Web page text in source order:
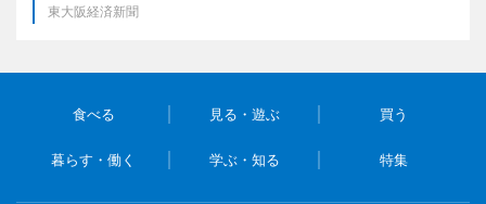
東大阪経済新聞
食べる 見る・遊ぶ 買う
暮らす・働く 学ぶ・知る 特集